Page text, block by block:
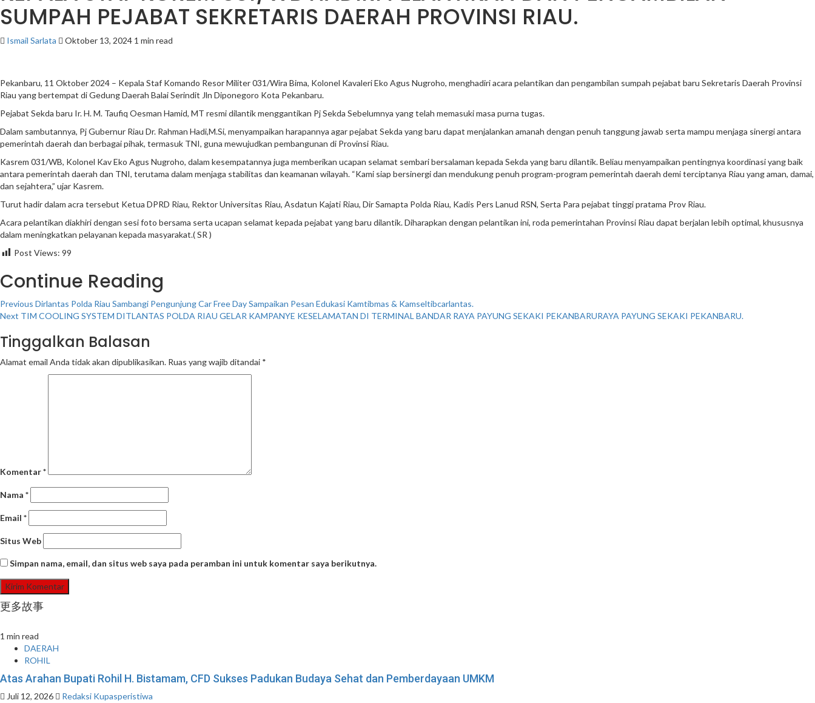
SUMPAH PEJABAT SEKRETARIS DAERAH PROVINSI RIAU.
Ismail Sarlata Oktober 13, 2024 1 min read
Pekanbaru, 11 Oktober 2024 – Kepala Staf Komando Resor Militer 031/Wira Bima, Kolonel Kavaleri Eko Agus Nugroho, menghadiri acara pelantikan dan pengambilan sumpah pejabat baru Sekretaris Daerah Provinsi
Riau yang bertempat di Gedung Daerah Balai Serindit Jln Diponegoro Kota Pekanbaru.
Pejabat Sekda baru Ir. H. M. Taufiq Oesman Hamid, MT resmi dilantik menggantikan Pj Sekda Sebelumnya yang telah memasuki masa purna tugas.
Dalam sambutannya, Pj Gubernur Riau Dr. Rahman Hadi,M.Si, menyampaikan harapannya agar pejabat Sekda yang baru dapat menjalankan amanah dengan penuh tanggung jawab serta mampu menjaga sinergi antara
pemerintah daerah dan berbagai pihak, termasuk TNI, guna mewujudkan pembangunan di Provinsi Riau.
Kasrem 031/WB, Kolonel Kav Eko Agus Nugroho, dalam kesempatannya juga memberikan ucapan selamat sembari bersalaman kepada Sekda yang baru dilantik. Beliau menyampaikan pentingnya koordinasi yang baik
antara pemerintah daerah dan TNI, terutama dalam menjaga stabilitas dan keamanan wilayah. “Kami siap bersinergi dan mendukung penuh program-program pemerintah daerah demi terciptanya Riau yang aman, damai,
dan sejahtera,” ujar Kasrem.
Turut hadir dalam acra tersebut Ketua DPRD Riau, Rektor Universitas Riau, Asdatun Kajati Riau, Dir Samapta Polda Riau, Kadis Pers Lanud RSN, Serta Para pejabat tinggi pratama Prov Riau.
Acara pelantikan diakhiri dengan sesi foto bersama serta ucapan selamat kepada pejabat yang baru dilantik. Diharapkan dengan pelantikan ini, roda pemerintahan Provinsi Riau dapat berjalan lebih optimal, khususnya
dalam meningkatkan pelayanan kepada masyarakat.( SR )
Post Views: 99
Continue Reading
Previous Dirlantas Polda Riau Sambangi Pengunjung Car Free Day Sampaikan Pesan Edukasi Kamtibmas & Kamseltibcarlantas.
Next TIM COOLING SYSTEM DITLANTAS POLDA RIAU GELAR KAMPANYE KESELAMATAN DI TERMINAL BANDAR RAYA PAYUNG SEKAKI PEKANBARURAYA PAYUNG SEKAKI PEKANBARU.
Tinggalkan Balasan
Alamat email Anda tidak akan dipublikasikan. Ruas yang wajib ditandai *
Komentar*
Nama *
Email *
Situs Web
Simpan nama, email, dan situs web saya pada peramban ini untuk komentar saya berikutnya.
更多故事
1 min read
DAERAH
ROHIL
Atas Arahan Bupati Rohil H. Bistamam, CFD Sukses Padukan Budaya Sehat dan Pemberdayaan UMKM
Juli 12, 2026 Redaksi Kupasperistiwa